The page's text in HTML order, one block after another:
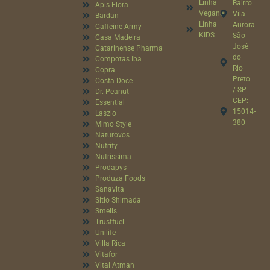
Apis Flora
Bardan
Caffeine Army
Casa Madeira
Catarinense Pharma
Compotas Iba
Copra
Costa Doce
Dr. Peanut
Essential
Laszlo
Mimo Style
Naturovos
Nutrify
Nutrissima
Prodapys
Produza Foods
Sanavita
Sitio Shimada
Smells
Trustfuel
Unilife
Villa Rica
Vitafor
Vital Atman
Linha
Vegana
Linha
KIDS
Bairro
Vila
Aurora
São
José
do
Rio
Preto
/ SP
CEP:
15014-
380